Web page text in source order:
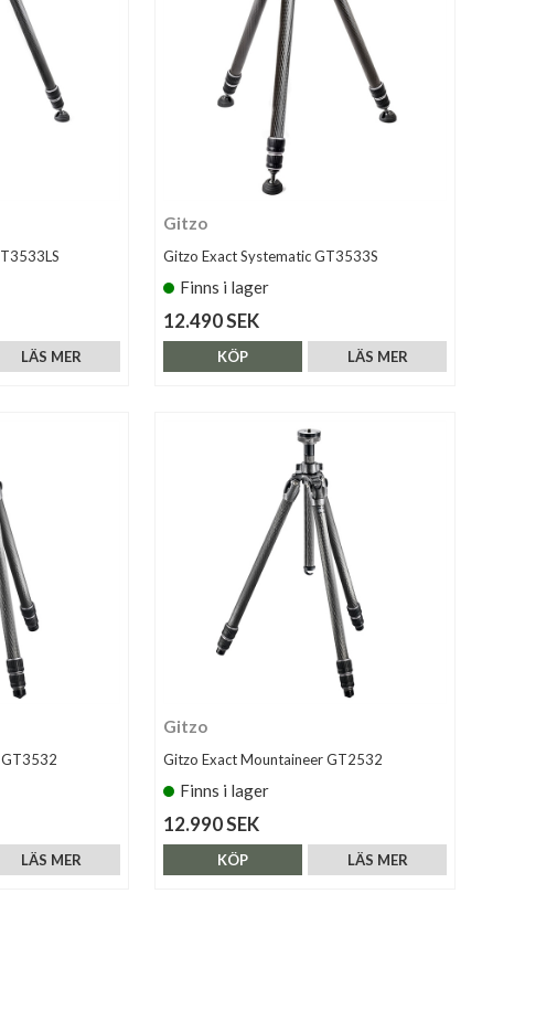
LÄS MER
Gitzo
Gitzo Exact Systematic GT3533S
Finns i lager
12.490 SEK
LÄS MER
KÖP
LÄS MER
Gitzo
Gitzo Exact Mountaineer GT2532
Finns i lager
12.990 SEK
LÄS MER
KÖP